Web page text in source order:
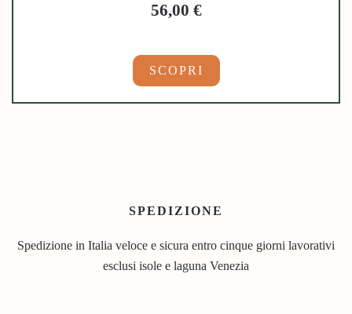
56,00 €
SCOPRI
SPEDIZIONE
Spedizione in Italia veloce e sicura entro cinque giorni lavorativi
esclusi isole e laguna Venezia